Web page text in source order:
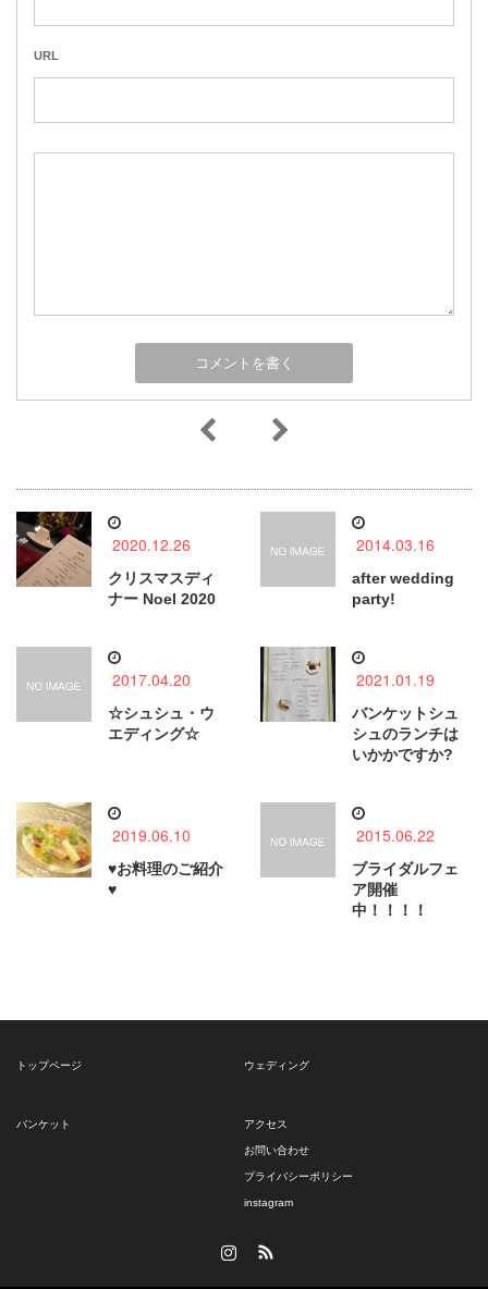
URL
2020.12.26
クリスマスディ
ナー Noel 2020
2014.03.16
after wedding
party!
2017.04.20
☆シュシュ・ウ
エディング☆
2021.01.19
バンケットシュ
シュのランチは
いかかですか?
2019.06.10
♥お料理のご紹介
♥
2015.06.22
ブライダルフェ
ア開催
中！！！！
トップページ ウェディング
バンケット アクセス
お問い合わせ
プライバシーポリシー
instagram